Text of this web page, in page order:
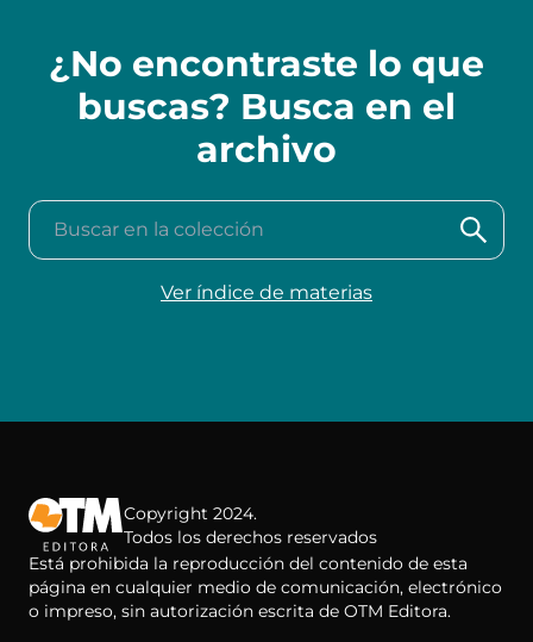
¿No encontraste lo que
buscas? Busca en el
archivo
Buscar en la colección
Ver índice de materias
Copyright 2024.
Todos los derechos reservados
Está prohibida la reproducción del contenido de esta
página en cualquier medio de comunicación, electrónico
o impreso, sin autorización escrita de OTM Editora.